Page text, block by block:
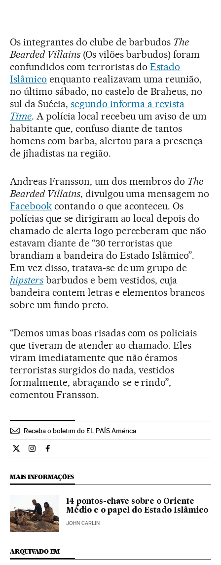
Os integrantes do clube de barbudos The
Bearded Villains(Os vilões barbudos) foram
confundidos com terroristas doEstado
Islâmico enquanto realizavam uma reunião,
no último sábado, no castelo de Braheus, no
sul da Suécia, segundo informa a revista
Time. A polícia local recebeu um aviso de um
habitante que, confuso diante de tantos
homens com barba, alertou para a presença
de jihadistas na região.
Andreas Fransson, um dos membros do The
Bearded Villains, divulgou uma mensagem no
Facebookcontando o que aconteceu. Os
polícias que se dirigiram ao local depois do
chamado de alerta logo perceberam que não
estavam diante de “30 terroristas que
brandiam a bandeira do Estado Islâmico”.
Em vez disso, tratava-se de um grupo de
hipstersbarbudos e bem vestidos, cuja
bandeira contem letras e elementos brancos
sobre um fundo preto.
“Demos umas boas risadas com os policiais
que tiveram de atender ao chamado. Eles
viram imediatamente que não éramos
terroristas surgidos do nada, vestidos
formalmente, abraçando-se e rindo”,
comentou Fransson.
Receba o boletim do EL PAÍS América
Estilo El País Brasil en Twitter
Estilo El País Brasil en Instagram
Estilo El País Brasil en Facebook
MAIS INFORMAÇÕES
14 pontos-chave sobre o Oriente
Médio e o papel do Estado Islâmico
JOHN CARLIN
ARQUIVADO EM